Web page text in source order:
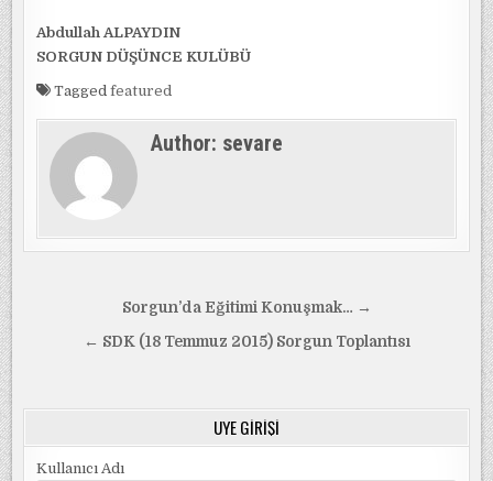
Abdullah ALPAYDIN
SORGUN DÜŞÜNCE KULÜBÜ
Taggedfeatured
Author: sevare
gezinmesi
Sorgun’da Eğitimi Konuşmak… →
← SDK (18 Temmuz 2015) Sorgun Toplantısı
ÜYE GIRIŞI
Kullanıcı Adı